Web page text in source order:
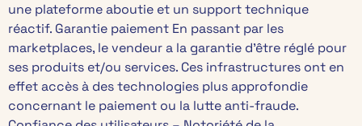
une plateforme aboutie et un support technique
réactif. Garantie paiement En passant par les
marketplaces, le vendeur a la garantie d’être réglé pour
ses produits et/ou services. Ces infrastructures ont en
effet accès à des technologies plus approfondie
concernant le paiement ou la lutte anti-fraude.